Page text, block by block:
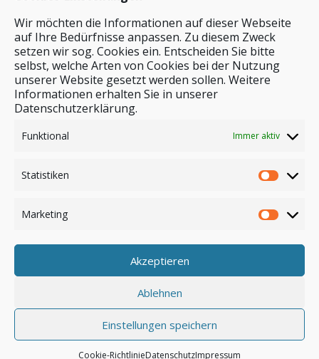
Wir möchten die Informationen auf dieser Webseite
auf Ihre Bedürfnisse anpassen. Zu diesem Zweck
setzen wir sog. Cookies ein. Entscheiden Sie bitte
selbst, welche Arten von Cookies bei der Nutzung
unserer Website gesetzt werden sollen. Weitere
Informationen erhalten Sie in unserer
Datenschutzerklärung.
Funktional Immer aktiv
Statistiken
Marketing
Akzeptieren
Ablehnen
Einstellungen speichern
Cookie-RichtlinieDatenschutzImpressum
Stichwortsuche
Anmelden
© by safar-reiseblog.de